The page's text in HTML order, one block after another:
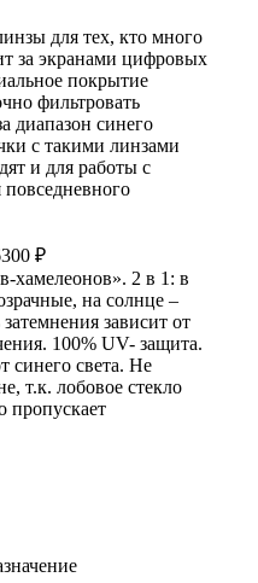
для тех, кто много
за экранами цифровых
покрытие
фильтровать
диапазон синего
с такими линзами
и для работы с
₽
хамелеонов». 2 в 1: в
на солнце –
зависит от
100% UV- защита.
синего света. Не
т.к. лобовое стекло
пропускает